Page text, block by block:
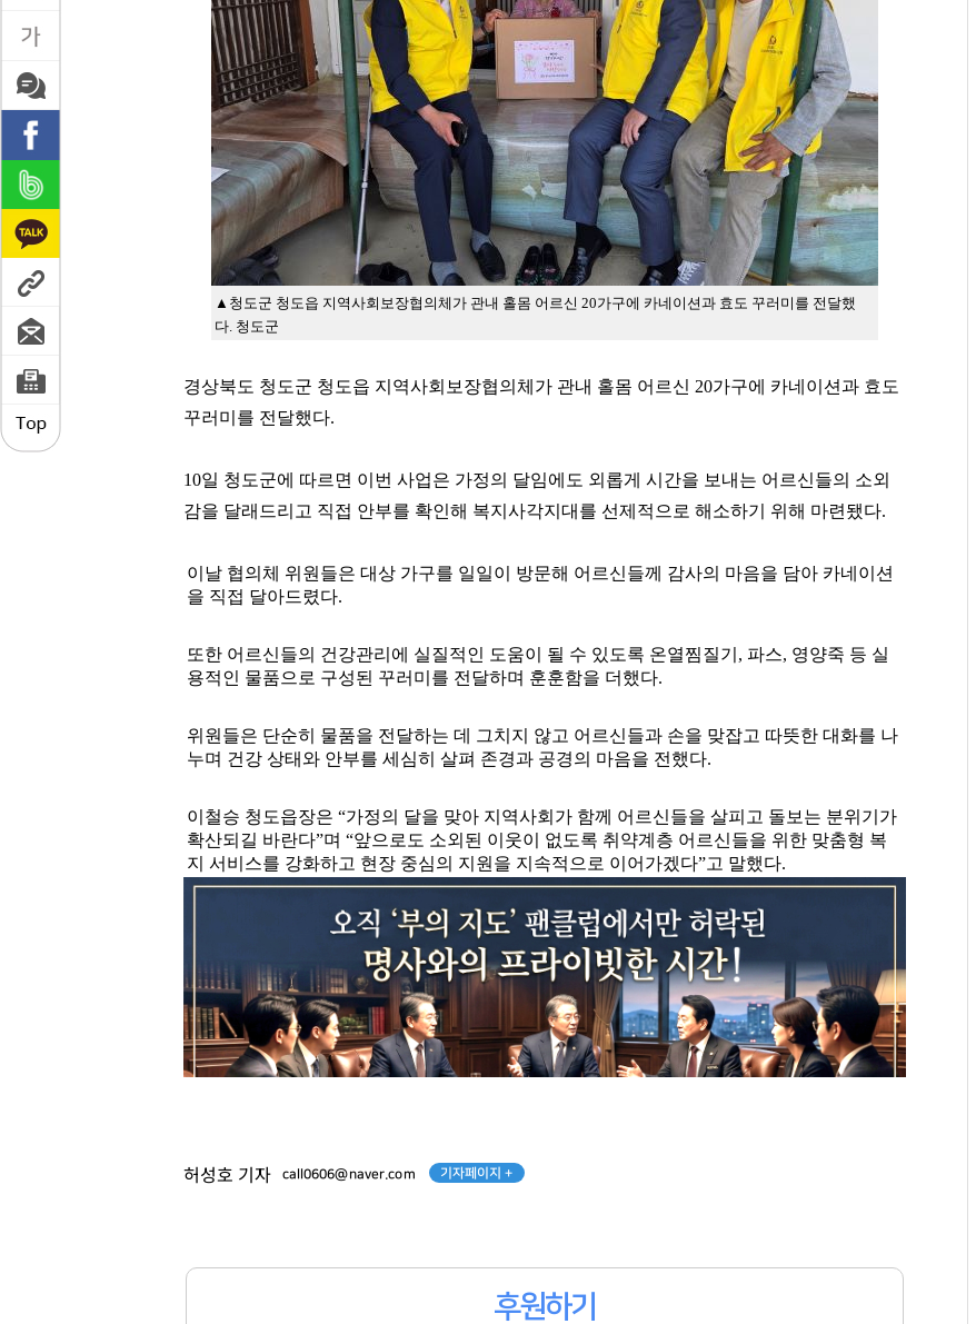
▲청도군 청도읍 지역사회보장협의체가 관내 홀몸 어르신 20가구에 카네이션과 효도 꾸러미를 전달했
다. 청도군
경상북도 청도군 청도읍 지역사회보장협의체가 관내 홀몸 어르신 20가구에 카네이션과 효도
꾸러미를 전달했다.
10일 청도군에 따르면 이번 사업은 가정의 달임에도 외롭게 시간을 보내는 어르신들의 소외
감을 달래드리고 직접 안부를 확인해 복지사각지대를 선제적으로 해소하기 위해 마련됐다.
이날 협의체 위원들은 대상 가구를 일일이 방문해 어르신들께 감사의 마음을 담아 카네이션
을 직접 달아드렸다.
또한 어르신들의 건강관리에 실질적인 도움이 될 수 있도록 온열찜질기, 파스, 영양죽 등 실
용적인 물품으로 구성된 꾸러미를 전달하며 훈훈함을 더했다.
위원들은 단순히 물품을 전달하는 데 그치지 않고 어르신들과 손을 맞잡고 따뜻한 대화를 나
누며 건강 상태와 안부를 세심히 살펴 존경과 공경의 마음을 전했다.
이철승 청도읍장은 “가정의 달을 맞아 지역사회가 함께 어르신들을 살피고 돌보는 분위기가
확산되길 바란다”며 “앞으로도 소외된 이웃이 없도록 취약계층 어르신들을 위한 맞춤형 복
지 서비스를 강화하고 현장 중심의 지원을 지속적으로 이어가겠다”고 말했다.
허성호 기자 call0606@naver.com 기자페이지 +
후원하기